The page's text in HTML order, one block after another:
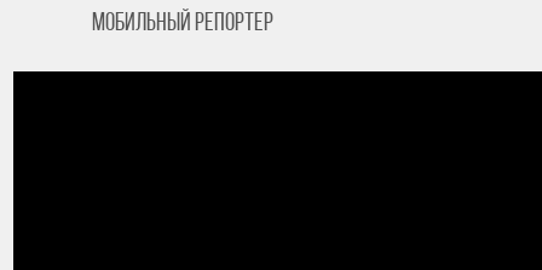
Мобильный репортер